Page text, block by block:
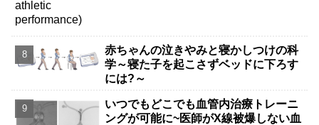
赤ちゃんの泣きやみと寝かしつけの科
学～寝た子を起こさずベッドに下ろす
には?～
いつでもどこでも血管内治療トレーニ
ングが可能に~医師がX線被爆しない血